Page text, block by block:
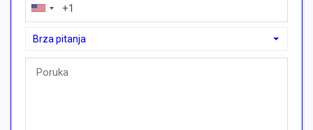
Brza pitanja
Brza pitanja